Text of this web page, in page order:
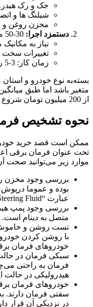
جک و رک
شیلنگ ها و
مخزن روغن و
دستمزد اجرا:
نیاز به
تغییرات سخت
زمان کار: 3-5 روز کاری
بسته‌به نوع خودرو و
متغیر باشد اما طبق
از 200 میلیون تومان شروع می‌شود.
نحوه تشخیص
ممکن است قصد خرید
تحت عنوان فرمان برقی
موارد زیر می‌توانید صحت
بررسی وجود مخزن
بوده و عموما
عبارت “Power Steering Fluid” نوشته‌شده است.
بررسی وجود پمپ
متصل به دینام است.
تست روشن و خاموش
با روشن کردن
خودروهای فرمان
سبکی فرمان در
فرمان به راحتی
هیدرولیکی در حالت
خودروهای فرمان
سفتی فرمان دارند.
در نزدیکی آن قرار